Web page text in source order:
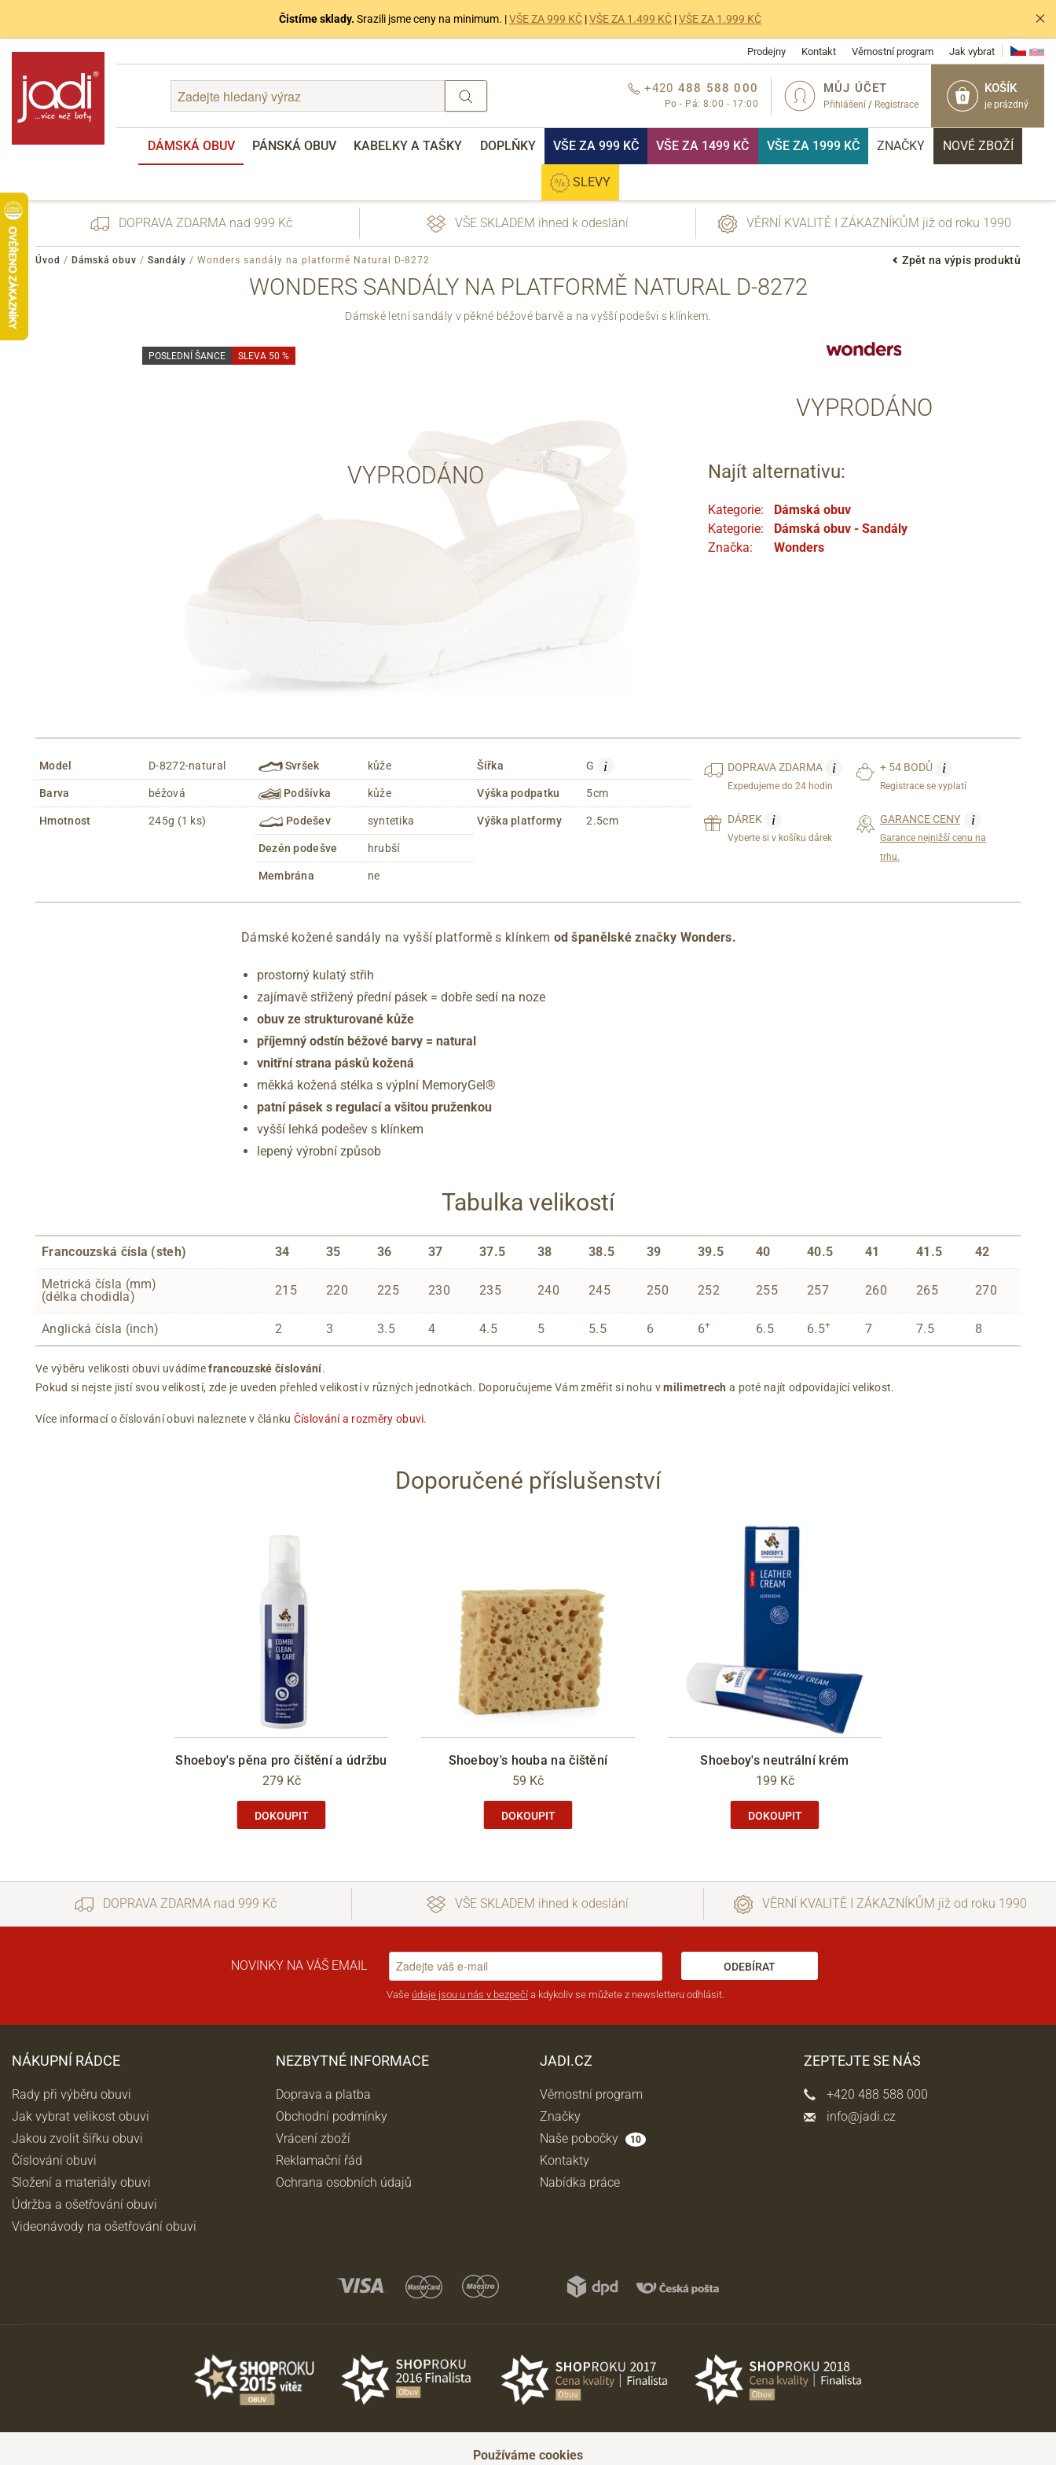
Čistíme sklady. Srazili jsme ceny na minimum. |VŠE ZA 999 KČ |VŠE ZA 1.499 KČ |VŠE ZA 1.999 KČ
Prodejny Kontakt Věrnostní program Jak vybrat
0
KOŠÍK
je prázdný
MŮJ ÚČET
Přihlášení / Registrace
+420 488 588 000
Po - Pá: 8:00 - 17:00
DÁMSKÁ OBUV PÁNSKÁ OBUV KABELKY A TAŠKY DOPLŇKY VŠE ZA 999 KČ VŠE ZA 1499 KČ VŠE ZA 1999 KČ ZNAČKY NOVÉ ZBOŽÍ
SLEVY
Přes Google
zpracování osobních údajů
DOPRAVA ZDARMA nad 999 Kč VŠE SKLADEM ihned k odeslání VĚRNÍ KVALITĚ I ZÁKAZNÍKŮM již od roku 1990
Zpět na výpis produktů
Úvod / Dámská obuv / Sandály / Wonders sandály na platformě Natural D-8272
WONDERS SANDÁLY NA PLATFORMĚ NATURAL D-8272
Dámské letní sandály v pěkné béžové barvě a na vyšší podešvi s klínkem.
VYPRODÁNO
POSLEDNÍ ŠANCE SLEVA 50 %
VYPRODÁNO
Najít alternativu:
Kategorie:
Dámská obuv
Kategorie:
Dámská obuv - Sandály
Značka:
Wonders
Model D-8272-natural
Barva béžová
Hmotnost 245g (1 ks)
Svršek kůže
Podšívka kůže
Podešev syntetika
Dezén podešve hrubší
Membrána ne
Šířka G i
Výška podpatku 5cm
Výška platformy 2.5cm
DOPRAVAZDARMA i
Expedujeme do 24 hodin
+ 54 BODŮ i
Registrace se vyplatí
DÁREK i
Vyberte si v košíku dárek
GARANCE CENY i
Garance nejnižší cenu na
trhu.
Dámské kožené sandály na vyšší platformě s klínkem od španělské značky Wonders.
prostorný kulatý střih
zajímavě střižený přední pásek = dobře sedí na noze
obuv ze strukturované kůže
příjemný odstín béžové barvy = natural
vnitřní strana pásků kožená
měkká kožená stélka s výplní MemoryGel®
patní pásek s regulací a všitou pruženkou
vyšší lehká podešev s klínkem
lepený výrobní způsob
Tabulka velikostí
Francouzská čísla (steh) 34 35 36 37 37.5 38 38.5 39 39.5 40 40.5 41 41.5 42
Metrická čísla (mm)
(délka chodidla)
215 220 225 230 235 240 245 250 252 255 257 260 265 270
Anglická čísla (inch) 2 3 3.5 4 4.5 5 5.5 6 6+ 6.5 6.5+ 7 7.5 8
Ve výběru velikosti obuvi uvádímefrancouzské číslování.
Pokud si nejste jistí svou velikostí, zde je uveden přehled velikostí v různých jednotkách. Doporučujeme Vám změřit si nohu vmilimetrech a poté najít odpovídající velikost.
Více informací o číslování obuvi naleznete v článku Číslování a rozměry obuvi.
Doporučené příslušenství
Shoeboy's pěna pro čištění a údržbu
279 Kč
DOKOUPIT
Shoeboy's houba na čištění
59 Kč
DOKOUPIT
Shoeboy's neutrální krém
199 Kč
DOKOUPIT
DOPRAVA ZDARMA nad 999 Kč VŠE SKLADEM ihned k odeslání VĚRNÍ KVALITĚ I ZÁKAZNÍKŮM již od roku 1990
NOVINKY NA VÁŠ EMAIL ODEBÍRAT
Vaše údaje jsou u nás v bezpečí a kdykoliv se můžete z newsletteru odhlásit.
NÁKUPNÍ RÁDCE
Rady při výběru obuvi
Jak vybrat velikost obuvi
Jakou zvolit šířku obuvi
Číslování obuvi
Složení a materiály obuvi
Údržba a ošetřování obuvi
Videonávody na ošetřování obuvi
NEZBYTNÉ INFORMACE
Doprava a platba
Obchodní podmínky
Vrácení zboží
Reklamační řád
Ochrana osobních údajů
JADI.CZ
Věrnostní program
Značky
Naše pobočky
10
Kontakty
Nabídka práce
ZEPTEJTE SE NÁS
+420 488 588 000
info@jadi.cz
Používáme cookies